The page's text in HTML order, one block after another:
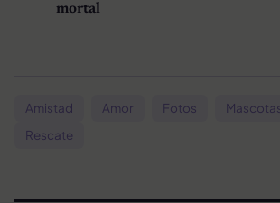
mortal
Amistad Amor Fotos
Rescate